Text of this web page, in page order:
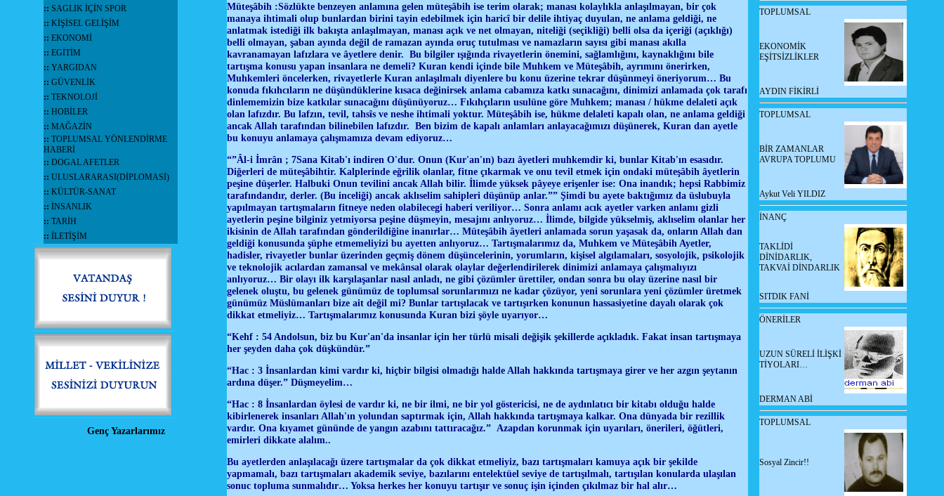
:: SAGLIK İÇİN SPOR
:: KİŞİSEL GELİŞİM
:: EKONOMİ
:: EGİTİM
:: YARGIDAN
:: GÜVENLİK
:: TEKNOLOJİ
:: HOBİLER
:: MAĞAZİN
:: TOPLUMSAL YÖNLENDİRME
HABERİ
:: DOGAL AFETLER
:: ULUSLARARASI(DİPLOMASİ)
:: KÜLTÜR-SANAT
:: İNSANLIK
:: TARİH
:: İLETİŞİM
Genç Yazarlarımız
Müteşâbih :Sözlükte benzeyen anlamına gelen müteşâbih ise terim olarak; manası kolaylıkla anlaşılmayan, bir çok
manaya ihtimali olup bunlardan birini tayin edebilmek için haricî bir delile ihtiyaç duyulan, ne anlama geldiği, ne
anlatmak istediği ilk bakışta anlaşılmayan, manası açık ve net olmayan, niteliği (seçikliği) belli olsa da içeriği (açıklığı)
belli olmayan, şaban ayında değil de ramazan ayında oruç tutulması ve namazların sayısı gibi manası akılla
kavranamayan lafızlara ve âyetlere denir. Bu bilgiler ışığında rivayetlerin önemini, sağlamlığını, kaynaklığını bile
tartışma konusu yapan insanlara ne demeli? Kuran kendi içinde bile Muhkem ve Müteşâbih, ayrımını önerirken,
Muhkemleri öncelerken, rivayetlerle Kuran anlaşılmalı diyenlere bu konu üzerine tekrar düşünmeyi öneriyorum… Bu
konuda fıkıhcıların ne düşündüklerine kısaca değinirsek anlama cabamıza katkı sunacağını, dinimizi anlamada çok tarafı
dinlememizin bize katkılar sunacağını düşünüyoruz… Fıkıhçıların usulüne göre Muhkem; manası / hükme delaleti açık
olan lafızdır. Bu lafzın, tevil, tahsîs ve neshe ihtimali yoktur. Müteşâbih ise, hükme delaleti kapalı olan, ne anlama geldiği
ancak Allah tarafından bilinebilen lafızdır. Ben bizim de kapalı anlamları anlayacağımızı düşünerek, Kuran dan ayetle
bu konuyu anlamaya çalışmamıza devam ediyoruz…
“”Âl-i İmrân ; 7Sana Kitab'ı indiren O'dur. Onun (Kur'an'ın) bazı âyetleri muhkemdir ki, bunlar Kitab'ın esasıdır.
Diğerleri de müteşâbihtir. Kalplerinde eğrilik olanlar, fitne çıkarmak ve onu tevil etmek için ondaki müteşâbih âyetlerin
peşine düşerler. Halbuki Onun tevilini ancak Allah bilir. İlimde yüksek pâyeye erişenler ise: Ona inandık; hepsi Rabbimiz
tarafındandır, derler. (Bu inceliği) ancak aklıselim sahipleri düşünüp anlar.”” Şimdi bu ayete baktığımız da üslubuyla
yapılmayan tartışmaların fitneye neden olabilecegi haberi veriliyor… Sonra anlamı acık ayetler varken anlamı gizli
ayetlerin peşine bilginiz yetmiyorsa peşine düşmeyin, mesajını anlıyoruz… İlimde, bilgide yükselmiş, aklıselim olanlar her
ikisinin de Allah tarafından gönderildiğine inanırlar… Müteşâbih âyetleri anlamada sorun yaşasak da, onların Allah dan
geldiği konusunda şüphe etmemeliyizi bu ayetten anlıyoruz… Tartışmalarımız da, Muhkem ve Müteşâbih Ayetler,
hadisler, rivayetler bunlar üzerinden geçmiş dönem düşüncelerinin, yorumların, kişisel algılamaları, sosyolojik, psikolojik
ve teknolojik acılardan zamansal ve mekânsal olarak olaylar değerlendirilerek dinimizi anlamaya çalışmalıyızı
anlıyoruz… Bir olayı ilk karşılaşanlar nasıl anladı, ne gibi çözümler ürettiler, ondan sonra bu olay üzerine nasıl bir
gelenek oluştu, bu gelenek günümüz de toplumsal sorunlarımızı ne kadar çözüyor, yeni sorunlara yeni çözümler üretmek
günümüz Müslümanları bize ait değil mi? Bunlar tartışılacak ve tartışırken konunun hassasiyetine dayalı olarak çok
dikkat etmeliyiz… Tartışmalarımız konusunda Kuran bizi şöyle uyarıyor…
“Kehf : 54 Andolsun, biz bu Kur'an'da insanlar için her türlü misali değişik şekillerde açıkladık. Fakat insan tartışmaya
her şeyden daha çok düşkündür.”
“Hac : 3 İnsanlardan kimi vardır ki, hiçbir bilgisi olmadığı halde Allah hakkında tartışmaya girer ve her azgın şeytanın
ardına düşer.” Düşmeyelim…
“Hac : 8 İnsanlardan öylesi de vardır ki, ne bir ilmi, ne bir yol göstericisi, ne de aydınlatıcı bir kitabı olduğu halde
kibirlenerek insanları Allah'ın yolundan saptırmak için, Allah hakkında tartışmaya kalkar. Ona dünyada bir rezillik
vardır. Ona kıyamet gününde de yangın azabını tattıracağız.” Azapdan korunmak için uyarıları, önerileri, öğütleri,
emirleri dikkate alalım..
Bu ayetlerden anlaşılacağı üzere tartışmalar da çok dikkat etmeliyiz, bazı tartışmaları kamuya açık bir şekilde
yapmamalı, bazı tartışmaları akademik seviye, bazılarını entelektüel seviye de tartışılmalı, tartışılan konularda ulaşılan
sonuc topluma sunmalıdır… Yoksa herkes her konuyu tartışır ve sonuç işin içinden çıkılmaz bir hal alır…
TOPLUMSAL
EKONOMİK
EŞİTSİZLİKLER
AYDIN FİKİRLİ
TOPLUMSAL
BİR ZAMANLAR
AVRUPA TOPLUMU
Aykut Veli YILDIZ
İNANÇ
TAKLİDİ
DİNİDARLIK,
TAKVAİ DİNDARLIK
SITDIK FANİ
ÖNERİLER
UZUN SÜRELİ İLİŞKİ
TİYOLARI…
DERMAN ABİ
TOPLUMSAL
Sosyal Zincir!!